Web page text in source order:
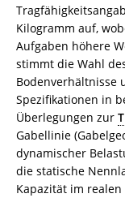
Kilogramm auf,
Aufgaben höhere
stimmt die Wahl
Bodenverhältnisse
Spezifikationen in
Überlegungen zur
Gabellinie
dynamischer
die statische
Kapazität im